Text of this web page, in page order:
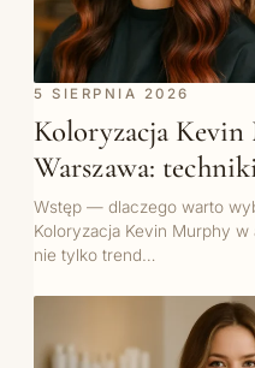
5 SIERPNIA 2026
Koloryzacja
Warszawa:
Wstęp — dlaczego warto
Koloryzacja Kevin Murphy
nie tylko trend…